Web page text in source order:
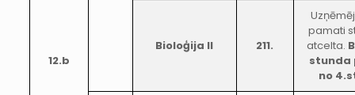
12.b
Bioloģija II 211.
pamati
atcelta.
stunda
no